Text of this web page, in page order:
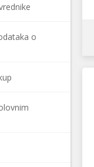
o